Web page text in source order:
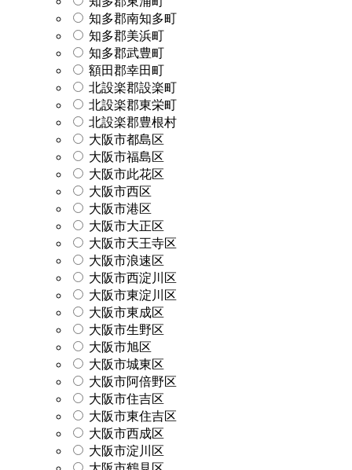
知多郡南知多町
知多郡美浜町
知多郡武豊町
額田郡幸田町
北設楽郡設楽町
北設楽郡東栄町
北設楽郡豊根村
大阪市都島区
大阪市福島区
大阪市此花区
大阪市西区
大阪市港区
大阪市大正区
大阪市天王寺区
大阪市浪速区
大阪市西淀川区
大阪市東淀川区
大阪市東成区
大阪市生野区
大阪市旭区
大阪市城東区
大阪市阿倍野区
大阪市住吉区
大阪市東住吉区
大阪市西成区
大阪市淀川区